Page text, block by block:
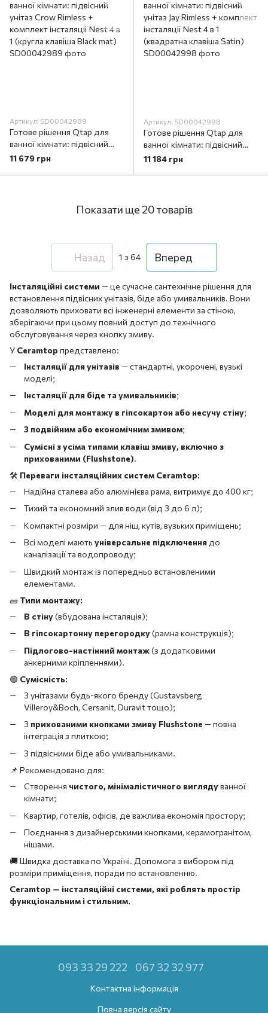
Артикул: SD00042989
Готове рішення Qtap для
ванної кімнати: підвісний
унітаз Crow Rimless +
11 679 грн
Артикул: SD00042998
Готове рішення Qtap для
ванної кімнати: підвісний
унітаз Jay Rimless + комплект
11 184 грн
Показати ще 20 товарів
Назад 1 з 64 Вперед
Інсталяційні системи — це сучасне сантехнічне рішення для
встановлення підвісних унітазів, біде або умивальників. Вони
дозволяють приховати всі інженерні елементи за стіною,
зберігаючи при цьому повний доступ до технічного
обслуговування через кнопку змиву.
У Ceramtop представлено:
Інсталяції для унітазів — стандартні, укорочені, вузькі
моделі;
Інсталяції для біде та умивальників;
Моделі для монтажу в гіпсокартон або несучу стіну;
З подвійним або економічним змивом;
Сумісні з усіма типами клавіш змиву, включно з
прихованими (Flushstone).
🛠️ Переваги інсталяційних систем Ceramtop:
Надійна сталева або алюмінієва рама, витримує до 400 кг;
Тихий та економний злив води (від 3 до 6 л);
Компактні розміри — для ніш, кутів, вузьких приміщень;
Всі моделі мають універсальне підключення до
каналізації та водопроводу;
Швидкий монтаж із попередньо встановленими
елементами.
🧱 Типи монтажу:
В стіну(вбудована інсталяція);
В гіпсокартонну перегородку(рамна конструкція);
Підлогово-настінний монтаж(з додатковими
анкерними кріпленнями).
🟢 Сумісність:
З унітазами будь-якого бренду (Gustavsberg,
Villeroy&Boch, Cersanit, Duravit тощо);
З прихованими кнопками змиву Flushstone — повна
інтеграція з плиткою;
З підвісними біде або умивальниками.
📌 Рекомендовано для:
Створення чистого, мінімалістичного виглядуванної
кімнати;
Квартир, готелів, офісів, де важлива економія простору;
Поєднання з дизайнерськими кнопками, керамогранітом,
нішами.
🚚 Швидка доставка по Україні. Допомога з вибором під
розміри приміщення, поради по встановленню.
Ceramtop — інсталяційні системи, які роблять простір
функціональним і стильним.
093 33 29 222 067 32 32 977
Контактна інформація
Повна версія сайту